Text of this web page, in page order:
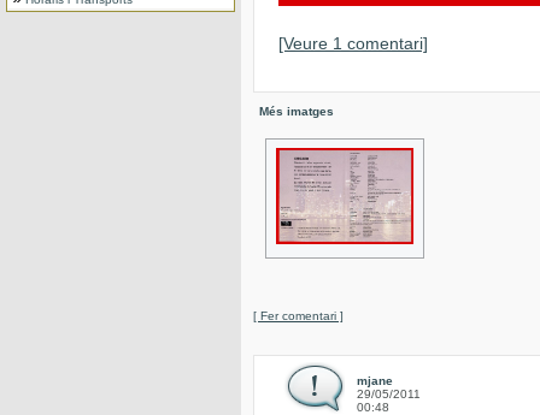
[Veure 1 comentari]
Més imatges
[ Fer comentari ]
mjane
29/05/2011
00:48